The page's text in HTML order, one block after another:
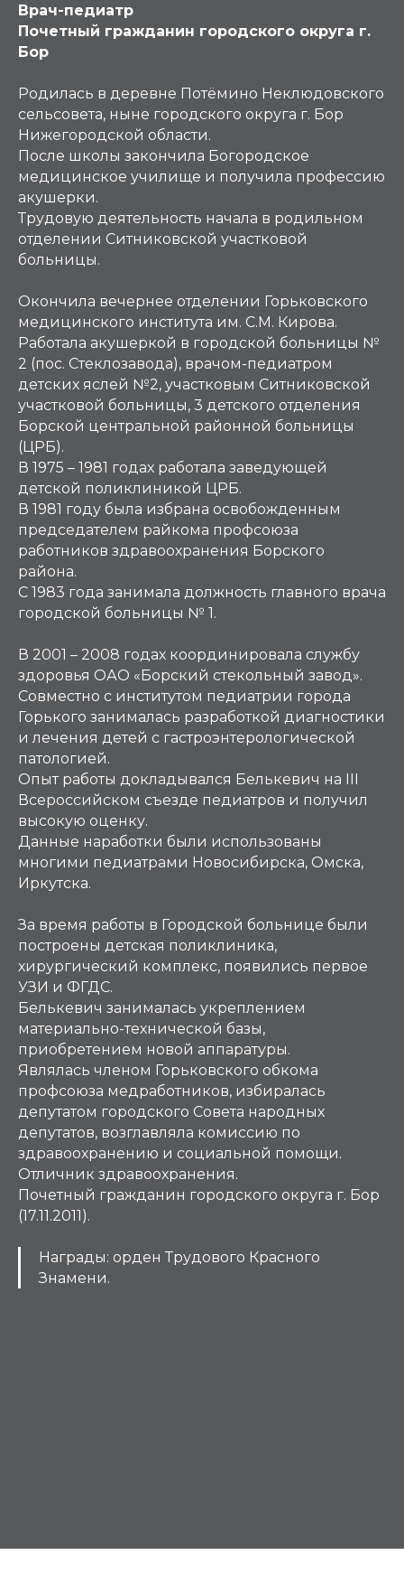
Врач-педиатр
Почетный гражданин городского округа г.
Бор
Родилась в деревне Потёмино Неклюдовского
сельсовета, ныне городского округа г. Бор
Нижегородской области.
После школы закончила Богородское
медицинское училище и получила профессию
акушерки.
Трудовую деятельность начала в родильном
отделении Ситниковской участковой
больницы.
Окончила вечернее отделении Горьковского
медицинского института им. С.М. Кирова.
Работала акушеркой в городской больницы №
2 (пос. Стеклозавода), врачом-педиатром
детских яслей №2, участковым Ситниковской
участковой больницы, 3 детского отделения
Борской центральной районной больницы
(ЦРБ).
В 1975 – 1981 годах работала заведующей
детской поликлиникой ЦРБ.
В 1981 году была избрана освобожденным
председателем райкома профсоюза
работников здравоохранения Борского
района.
С 1983 года занимала должность главного врача
городской больницы № 1.
В 2001 – 2008 годах координировала службу
здоровья ОАО «Борский стекольный завод».
Совместно с институтом педиатрии города
Горького занималась разработкой диагностики
и лечения детей с гастроэнтерологической
патологией.
Опыт работы докладывался Белькевич на III
Всероссийском съезде педиатров и получил
высокую оценку.
Данные наработки были использованы
многими педиатрами Новосибирска, Омска,
Иркутска.
За время работы в Городской больнице были
построены детская поликлиника,
хирургический комплекс, появились первое
УЗИ и ФГДС.
Белькевич занималась укреплением
материально-технической базы,
приобретением новой аппаратуры.
Являлась членом Горьковского обкома
профсоюза медработников, избиралась
депутатом городского Совета народных
депутатов, возглавляла комиссию по
здравоохранению и социальной помощи.
Отличник здравоохранения.
Почетный гражданин городского округа г. Бор
(17.11.2011).
Награды: орден Трудового Красного
Знамени.